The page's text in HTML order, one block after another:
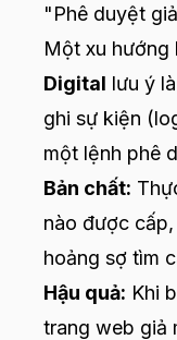
"Phê duyệt
Một xu hướng
Digital lưu ý
ghi sự kiện
một lệnh phê
Bản chất:
nào được
hoảng sợ tìm
Hậu quả: Khi
trang web giả